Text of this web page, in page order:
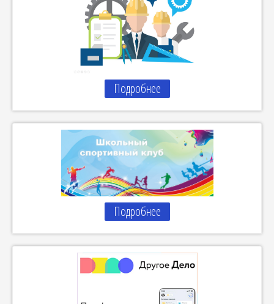
Подробнее
Подробнее